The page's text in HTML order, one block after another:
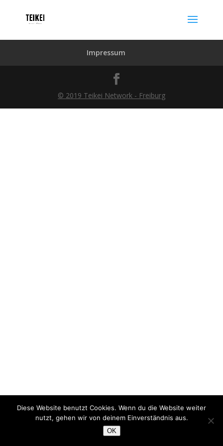
Impressum
© 2019 Teikei Network - Freiburg
Diese Website benutzt Cookies. Wenn du die Website weiter
nutzt, gehen wir von deinem Einverständnis aus.
OK